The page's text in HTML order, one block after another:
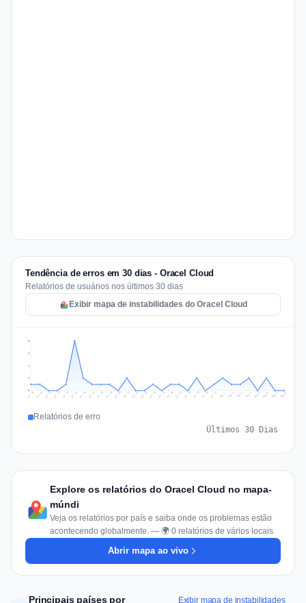
Tendência de erros em 30 dias - Oracel Cloud
Relatórios de usuários nos últimos 30 dias
Exibir mapa de instabilidades do Oracel Cloud
2
4
6
8
Jul 10 Jul 11 Jul 12 Jul 13 Jul 14 Jul 15 Jul 16 Jul 17 Jul 18 Jul 19 Jul 20 Jul 21 Jul 22 Jul 23 Jul 24 Jul 25 Jul 26 Jul 27 Jul 28 Jul 29 Jul 30 Jul 31 Aug 1 Aug 2 Aug 3 Aug 4 Aug 5 Aug 6 Aug 7 Aug 8
Relatórios de erro
Últimos 30 Dias
Explore os relatórios do Oracel Cloud no mapa-
múndi
Veja os relatórios por país e saiba onde os problemas estão
acontecendo globalmente. — 🌍 0 relatórios de vários locais
Abrir mapa ao vivo
Principais países por Exibir mapa de instabilidades